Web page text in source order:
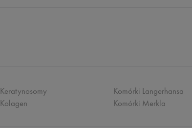
Keratynosomy
Kolagen
Komórki Langerhansa
Komórki Merkla